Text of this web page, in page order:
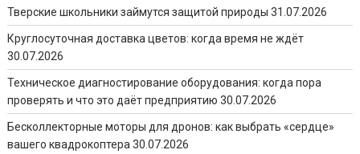
Тверские школьники займутся защитой природы 31.07.2026
Круглосуточная доставка цветов: когда время не ждёт
30.07.2026
Техническое диагностирование оборудования: когда пора
проверять и что это даёт предприятию 30.07.2026
Бесколлекторные моторы для дронов: как выбрать «сердце»
вашего квадрокоптера 30.07.2026